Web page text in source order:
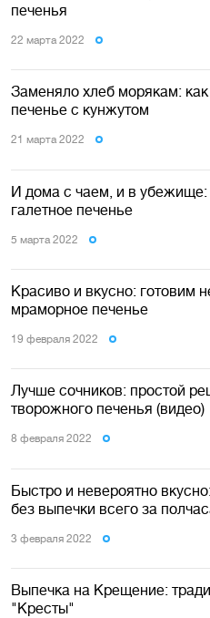
печенья
22 марта 2022
Заменяло хлеб морякам:
печенье с кунжутом
21 марта 2022
И дома с чаем, и в убежище:
галетное печенье
5 марта 2022
Красиво и вкусно: готовим
мраморное печенье
19 февраля 2022
Лучше сочников: простой
творожного печенья (видео)
8 февраля 2022
Быстро и невероятно
без выпечки всего за
3 февраля 2022
Выпечка на Крещение:
"Кресты"